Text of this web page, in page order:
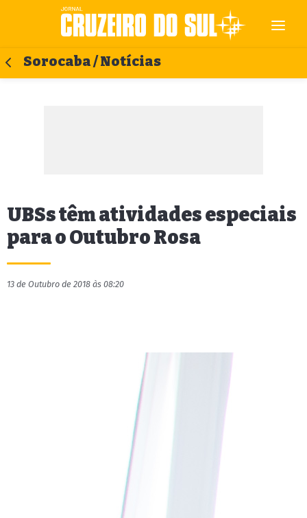
Sorocaba / Notícias
UBSs têm atividades especiais
para o Outubro Rosa
13 de Outubro de 2018 às 08:20